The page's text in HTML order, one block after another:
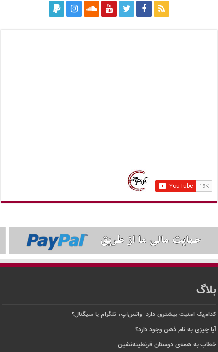
بلاگ
کدام‌یک امنیت بیشتری دارد: واتس‌اپ، تلگرام یا سیگنال؟
آیا چیزی به نام ذهن وجود دارد؟
خطاب به همه‌ی دوستان قرنطینه‌نشین